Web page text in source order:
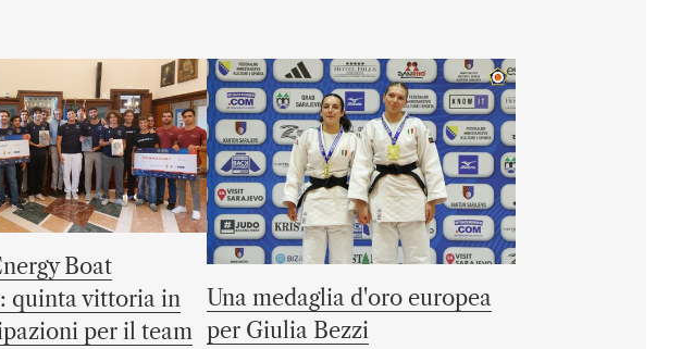
Boat
quinta vittoria in
per il team
Una medaglia d'oro europea
per Giulia Bezzi